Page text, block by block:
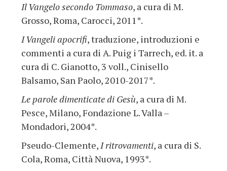
Il Vangelo secondo Tommaso, a cura di M.
Grosso, Roma, Carocci, 2011*.
I Vangeli apocrifi, traduzione, introduzioni e
commenti a cura di A. Puig i Tarrech, ed. it. a
cura di C. Gianotto, 3 voll., Cinisello
Balsamo, San Paolo, 2010-2017*.
Le parole dimenticate di Gesù, a cura di M.
Pesce, Milano, Fondazione L. Valla –
Mondadori, 2004*.
Pseudo-Clemente,I ritrovamenti, a cura di S.
Cola, Roma, Città Nuova, 1993*.